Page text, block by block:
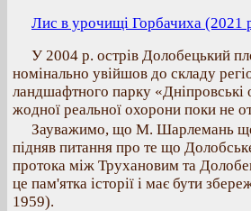
Лис в урочищі Горбачиха (2021
У 2004 р. острів Долобецький
номінально увійшов до складу
ландшафтного парку «Дніпровські
жодної реальної охорони поки не
Зауважимо, що М. Шарлемань ще
підняв питання про те що
протока між Трухановим та
це пам'ятка історії і має бути
1959).